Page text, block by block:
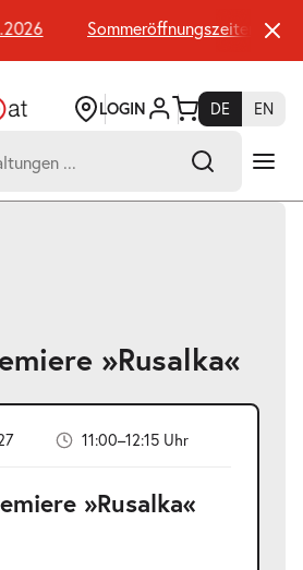
Sommeröffnungszeiten von
LOGIN DE
EN
»Rusalka«
11:00–12:15 Uhr
»Rusalka«